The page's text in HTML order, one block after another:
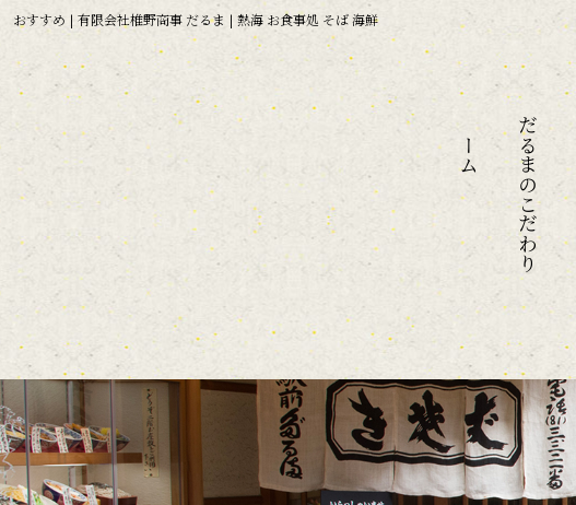
おすすめ | 有限会社椎野商事 だるま | 熱海 お食事処 そば 海鮮
ホーム だるまのこだわり